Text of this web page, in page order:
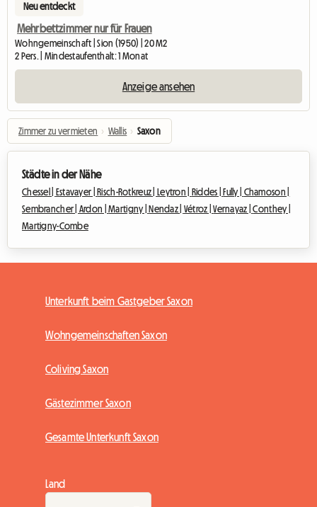
Neu entdeckt
Mehrbettzimmer nur für Frauen
Wohngemeinschaft | Sion (1950) | 20 M2
2 Pers. | Mindestaufenthalt: 1 Monat
Anzeige ansehen
Zimmer zu vermieten › Wallis › Saxon
Städte in der Nähe
Chessel | Estavayer |Risch-Rotkreuz | Leytron | Riddes |Fully | Chamoson |
Sembrancher | Ardon |Martigny |Nendaz | Vétroz |Vernayaz |Conthey |
Martigny-Combe
Unterkunft beim Gastgeber Saxon
Wohngemeinschaften Saxon
Coliving Saxon
Gästezimmer Saxon
Gesamte Unterkunft Saxon
Land